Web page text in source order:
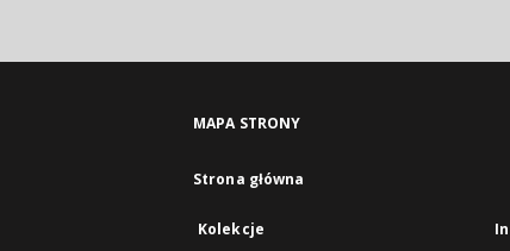
MAPA STRONY
Strona główna
Kolekcje